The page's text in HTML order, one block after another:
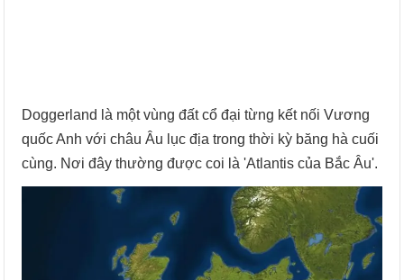
Doggerland là một vùng đất cổ đại từng kết nối Vương
quốc Anh với châu Âu lục địa trong thời kỳ băng hà cuối
cùng. Nơi đây thường được coi là 'Atlantis của Bắc Âu'.